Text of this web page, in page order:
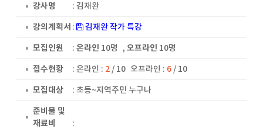
강사명
: 김재완
강의계획서 :
김재완 작가 특강
모집인원
:온라인 10명 ,오프라인 10명
접수현황
:온라인 : 2 / 10 오프라인 : 6 / 10
모집대상
: 초등~지역주민 누구나
준비물 및
재료비
: